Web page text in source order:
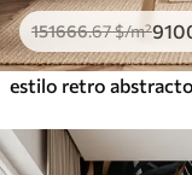
151666.67$/m²
estilo retro abstracto